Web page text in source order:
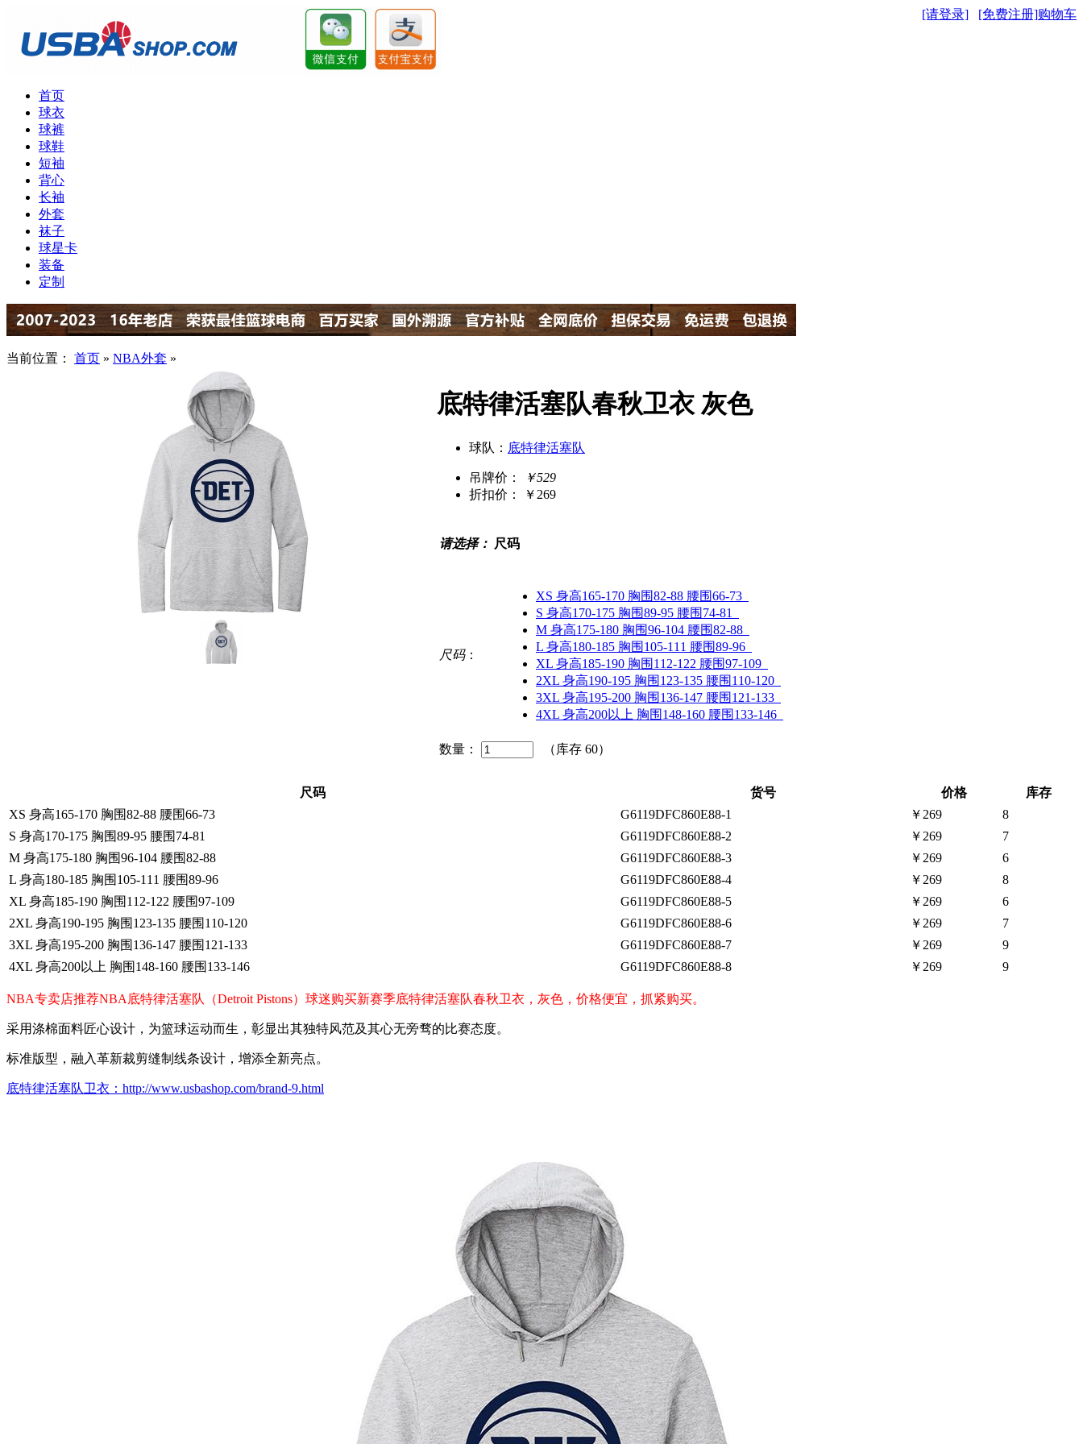
[请登录] [免费注册]购物车
首页
球衣
球裤
球鞋
短袖
背心
长袖
外套
袜子
球星卡
装备
定制
当前位置： 首页 » NBA外套 »
底特律活塞队春秋卫衣 灰色
球队： 底特律活塞队
吊牌价：
￥529
折扣价：
￥269
请选择： 尺码
尺码：
XS 身高165-170 胸围82-88 腰围66-73
S 身高170-175 胸围89-95 腰围74-81
M 身高175-180 胸围96-104 腰围82-88
L 身高180-185 胸围105-111 腰围89-96
XL 身高185-190 胸围112-122 腰围97-109
2XL 身高190-195 胸围123-135 腰围110-120
3XL 身高195-200 胸围136-147 腰围121-133
4XL 身高200以上 胸围148-160 腰围133-146
数量： （库存 60）
尺码 货号 价格
库存
XS 身高165-170 胸围82-88 腰围66-73
G6119DFC860E88-1 ￥269
8
S 身高170-175 胸围89-95 腰围74-81
G6119DFC860E88-2 ￥269
7
M 身高175-180 胸围96-104 腰围82-88
G6119DFC860E88-3 ￥269
6
L 身高180-185 胸围105-111 腰围89-96
G6119DFC860E88-4 ￥269
8
XL 身高185-190 胸围112-122 腰围97-109
G6119DFC860E88-5 ￥269
6
2XL 身高190-195 胸围123-135 腰围110-120
G6119DFC860E88-6 ￥269
7
3XL 身高195-200 胸围136-147 腰围121-133
G6119DFC860E88-7 ￥269
9
4XL 身高200以上 胸围148-160 腰围133-146
G6119DFC860E88-8 ￥269 9
NBA专卖店推荐NBA底特律活塞队（Detroit Pistons）球迷购买新赛季底特律活塞队春秋卫衣，灰色，价格便宜，抓紧购买。
采用涤棉面料匠心设计，为篮球运动而生，彰显出其独特风范及其心无旁骛的比赛态度。
标准版型，融入革新裁剪缝制线条设计，增添全新亮点。
底特律活塞队卫衣：http://www.usbashop.com/brand-9.html